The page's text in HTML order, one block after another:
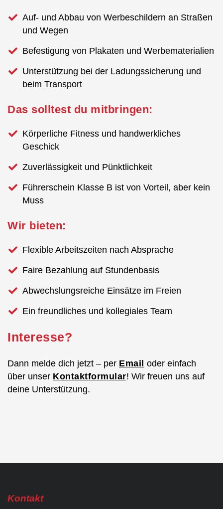
Auf- und Abbau von Werbeschildern an Straßen
und Wegen
Befestigung von Plakaten und Werbematerialien
Unterstützung bei der Ladungssicherung und
beim Transport
Das solltest du mitbringen:
Körperliche Fitness und handwerkliches
Geschick
Zuverlässigkeit und Pünktlichkeit
Führerschein Klasse B ist von Vorteil, aber kein
Muss
Wir bieten:
Flexible Arbeitszeiten nach Absprache
Faire Bezahlung auf Stundenbasis
Abwechslungsreiche Einsätze im Freien
Ein freundliches und kollegiales Team
Interesse?
Dann melde dich jetzt – per Email oder einfach
über unser Kontaktformular! Wir freuen uns auf
deine Unterstützung.
Kontakt